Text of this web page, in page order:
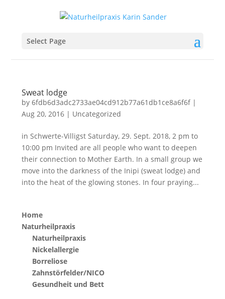
Select Page
Sweat lodge
by 6fdb6d3adc2733ae04cd912b77a61db1ce8a6f6f|
Aug 20, 2016| Uncategorized
in Schwerte-Villigst Saturday, 29. Sept. 2018, 2 pm to
10:00 pm Invited are all people who want to deepen
their connection to Mother Earth. In a small group we
move into the darkness of the Inipi (sweat lodge) and
into the heat of the glowing stones. In four praying...
Home
Naturheilpraxis
Naturheilpraxis
Nickelallergie
Borreliose
Zahnstörfelder/NICO
Gesundheit und Bett